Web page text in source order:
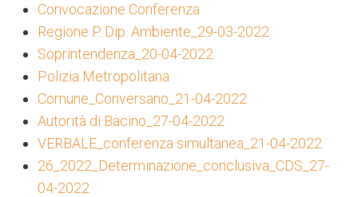
Convocazione Conferenza
Regione P. Dip. Ambiente_29-03-2022
Soprintendenza_20-04-2022
Polizia Metropolitana
Comune_Conversano_21-04-2022
Autorità di Bacino_27-04-2022
VERBALE_conferenza simultanea_21-04-2022
26_2022_Determinazione_conclusiva_CDS_27-
04-2022